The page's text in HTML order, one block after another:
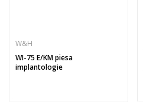
W&H
WI-75 E/KM piesa
implantologie